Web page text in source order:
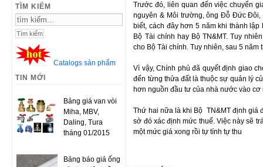
TÌM KIẾM
Catalogs sản phẩm
TIN MỚI
Bảng giá van vòi
Miha, MBV,
Daling, Tura
tháng 01/2015
Bảng báo giá ống
Trước đó, liên quan đến việc chuyển
nguyên & Môi trường, ông Đỗ Đức Đôi,
biết, cách đây hơn 5 năm khi thành
Bộ Tài chính hay Bộ TN&MT. Tuy
cho Bộ Tài chính. Tuy nhiên, sau 5
Vì vậy, Chính phủ đã quyết định giao
đến từng thửa đất là thuộc sự quản lý
hơn nguồn đầu tư của nhà nước vào
Thứ hai nữa là khi Bộ TN&MT định giá
sở đó xác định mức thuế. Việc này sẽ
một mức giá xong rồi tự tính tự thu